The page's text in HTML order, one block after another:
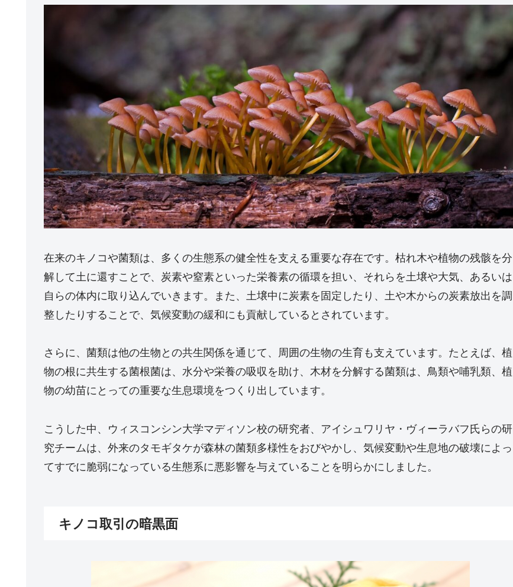
在来のキノコや菌類は、多くの生態系の健全性を支える重要な存在です。枯れ木や植物の残骸を分
解して土に還すことで、炭素や窒素といった栄養素の循環を担い、それらを土壌や大気、あるいは
自らの体内に取り込んでいきます。また、土壌中に炭素を固定したり、土や木からの炭素放出を調
整したりすることで、気候変動の緩和にも貢献しているとされています。
さらに、菌類は他の生物との共生関係を通じて、周囲の生物の生育も支えています。たとえば、植
物の根に共生する菌根菌は、水分や栄養の吸収を助け、木材を分解する菌類は、鳥類や哺乳類、植
物の幼苗にとっての重要な生息環境をつくり出しています。
こうした中、ウィスコンシン大学マディソン校の研究者、アイシュワリヤ・ヴィーラバフ氏らの研
究チームは、外来のタモギタケが森林の菌類多様性をおびやかし、気候変動や生息地の破壊によっ
てすでに脆弱になっている生態系に悪影響を与えていることを明らかにしました。
キノコ取引の暗黒面